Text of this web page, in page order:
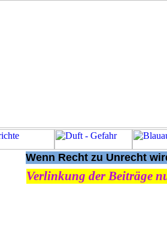
Wenn Recht zu Unrecht
Verlinkung der Beiträge